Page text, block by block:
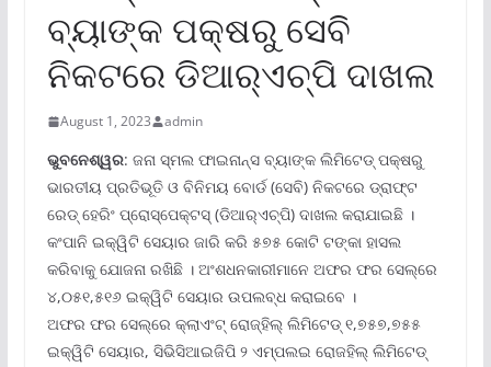
ବ୍ୟାଙ୍କ ପକ୍ଷରୁ ସେବି
ନିକଟରେ ଡିଆର୍‌ଏଚ୍‌ପି ଦାଖଲ
August 1, 2023 admin
ଭୁବନେଶ୍ୱର: ଜନା ସ୍ମଲ ଫାଇନାନ୍ସ ବ୍ୟାଙ୍କ ଲିମିଟେଡ୍ ପକ୍ଷରୁ
ଭାରତୀୟ ପ୍ରତିଭୂତି ଓ ବିନିମୟ ବୋର୍ଡ (ସେବି) ନିକଟରେ ଡ୍ରାଫ୍‌ଟ
ରେଡ୍ ହେରିଂ ପ୍ରୋସ୍‌ପେକ୍ଟସ୍ (ଡିଆର୍‌ଏଚ୍‌ପି) ଦାଖଲ କରାଯାଇଛି ।
କଂପାନି ଇକ୍ୱିଟି ସେୟାର ଜାରି କରି ୫୭୫ କୋଟି ଟଙ୍କା ହାସଲ
କରିବାକୁ ଯୋଜନା ରଖିଛି । ଅଂଶଧନକାରୀମାନେ ଅଫର ଫର ସେଲ୍‌ରେ
୪,୦୫୧,୫୧୬ ଇକ୍ୱିଟି ସେୟାର ଉପଲବ୍ଧ କରାଇବେ ।
ଅଫର ଫର ସେଲ୍‌ରେ କ୍ଲାଏଂଟ୍ ରୋଜ୍‌ହିଲ୍ ଲିମିଟେଡ୍ ୧,୭୫୭,୭୫୫
ଇକ୍ୱିଟି ସେୟାର, ସିଭିସିଆଇଜିପି ୨ ଏମ୍ପଲଇ ରୋଜହିଲ୍ ଲିମିଟେଡ୍